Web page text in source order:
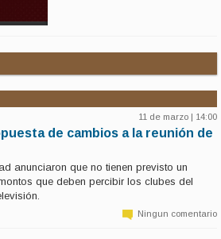
11 de marzo | 14:00
de cambios a la reunión de
anunciaron que no tienen previsto un
que deben percibir los clubes del
Ningun comentario